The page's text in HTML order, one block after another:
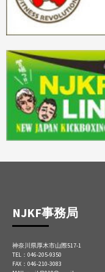
NJKF事務局
神奈川県厚木市山際517-1
TEL：046-205-9350
FAX：046-210-3083